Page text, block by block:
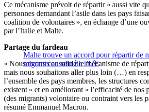
Ce mécanisme prévoit de répartir « aussi vite
personnes demandant l’asile dans les pays
coalition de volontaires », en échange d’une
par l’Italie et Malte.
Malte trouve un accord pour répartir de
migrants au sein de l’UE
Partage du fardeau
« Nous avons consolidé le mécanisme de
mais nous souhaitons aller plus loin (…) en
l’ensemble des pays membres, les structures
existent » et en améliorant « l’efficacité de nos
(des migrants) volontaire ou contraint vers les
résumé Emmanuel Macron.